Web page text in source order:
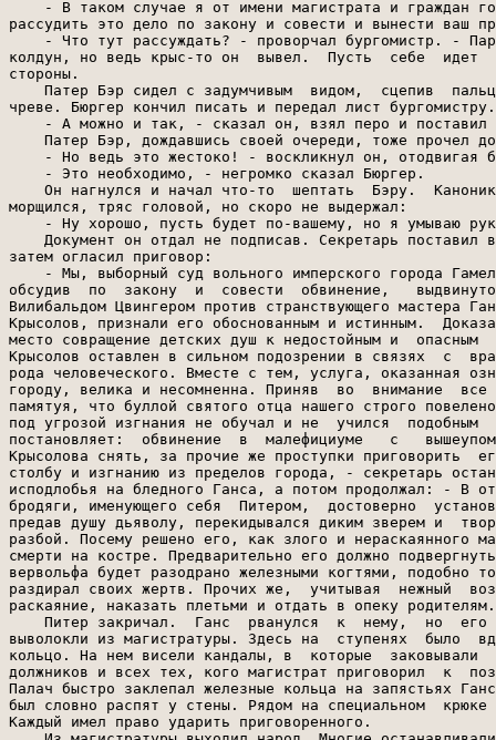
- В таком случае я от имени магистрата и граждан
рассудить это дело по закону и совести и вынести ваш
- Что тут рассуждать? - проворчал бургомистр. -
колдун, но ведь крыс-то он  вывел.  Пусть  себе  идет
стороны.
Патер Бэр сидел с задумчивым  видом,  сцепив
чреве. Бюргер кончил писать и передал лист
- А можно и так, - сказал он, взял перо и поставил
Патер Бэр, дождавшись своей очереди, тоже прочел
- Но ведь это жестоко! - воскликнул он, отодвигая
    - Это необходимо, - негромко сказал Бюргер.
Он нагнулся и начал что-то  шептать  Бэру.
морщился, тряс головой, но скоро не выдержал:
- Ну хорошо, пусть будет по-вашему, но я умываю
Документ он отдал не подписав. Секретарь поставил
затем огласил приговор:
- Мы, выборный суд вольного имперского города
обсудив  по  закону  и  совести  обвинение,
Вилибальдом Цвингером против странствующего мастера
Крысолов, признали его обоснованным и истинным.
место совращение детских душ к недостойным и  опасным
Крысолов оставлен в сильном подозрении в связях  с
рода человеческого. Вместе с тем, услуга, оказанная
городу, велика и несомненна. Приняв  во  внимание
памятуя, что буллой святого отца нашего строго
под угрозой изгнания не обучал и не  учился  подобным
постановляет:  обвинение  в  малефициуме   с
Крысолова снять, за прочие же проступки приговорить
столбу и изгнанию из пределов города, - секретарь
исподлобья на бледного Ганса, а потом продолжал: - В
бродяги, именующего себя  Питером,  достоверно
предав душу дьяволу, перекидывался диким зверем и
разбой. Посему решено его, как злого и нераскаянного
смерти на костре. Предварительно его должно
вервольфа будет разодрано железными когтями, подобно
раздирал своих жертв. Прочих же,  учитывая  нежный
раскаяние, наказать плетьми и отдать в опеку родителям.
Питер закричал.  Ганс  рванулся  к  нему,  но  его
выволокли из магистратуры. Здесь на  ступенях  было
кольцо. На нем висели кандалы, в  которые  заковывали
должников и всех тех, кого магистрат приговорил  к
Палач быстро заклепал железные кольца на запястьях
был словно распят у стены. Рядом на специальном
Каждый имел право ударить приговоренного.